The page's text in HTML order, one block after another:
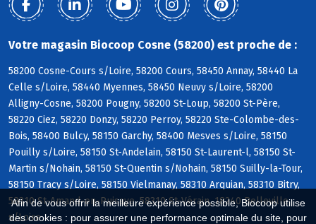
Afin de vous offrir la meilleure expérience possible, Biocoop utilise
des cookies : pour assurer une performance optimale du site, pour
Votre magasin Biocoop Cosne (58200) est proche de :
58200 Cosne-Cours s/Loire, 58200 Cours, 58450 Annay, 58440 La
Celle s/Loire, 58440 Myennes, 58450 Neuvy s/Loire, 58200
Alligny-Cosne, 58200 Pougny, 58200 St-Loup, 58200 St-Père,
58220 Ciez, 58220 Donzy, 58220 Perroy, 58220 Ste-Colombe-des-
Bois, 58400 Bulcy, 58150 Garchy, 58400 Mesves s/Loire, 58150
Pouilly s/Loire, 58150 St-Andelain, 58150 St-Laurent-l, 58150 St-
Martin s/Nohain, 58150 St-Quentin s/Nohain, 58150 Suilly-la-Tour,
58150 Tracy s/Loire, 58150 Vielmanay, 58310 Arquian, 58310 Bitry,
58310 St-Amand-en-Puisaye, 58310 St-Vérain, 18240 Belleville
s/Loire